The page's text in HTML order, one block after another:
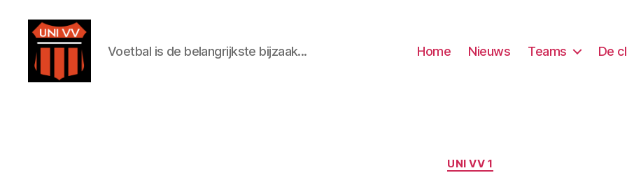
Voetbal is de belangrijkste bijzaak... Home Nieuws Teams De
Categorieën
UNI VV 1